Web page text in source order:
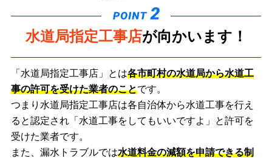
水道局指定工事店が向かいます！
「水道局指定工事店」とは各市町村の水道局から水道工
事の許可を受けた業者のことです。
つまり水道局指定工事店は各自治体から水道工事を行え
ると認定され「水道工事をしてもいいですよ」と許可を
受けた業者です。
また、漏水トラブルでは水道料金の減額を申請できる制